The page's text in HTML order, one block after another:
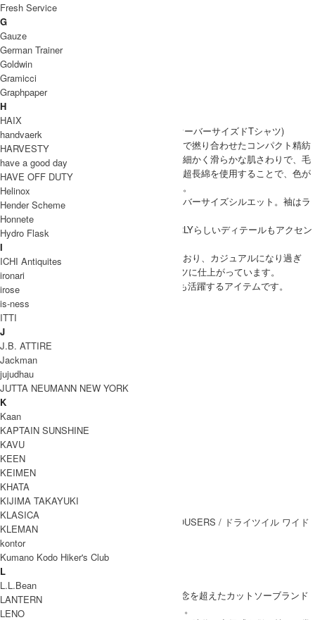
CURLY(カーリー)より、OVERSIZED TEE(オーバーサイズドTシャツ)
素材は繊維長の長いギザ綿を特殊な紡績技術で撚り合わせたコンパクト精紡
交撚糸を使用している天竺生地を使用。きめ細かく滑らかな肌さわりで、毛
羽が少なく光沢感のある生地感が特徴です。超長綿を使用することで、色が
入りやすく発色の良い素材となっております。
シルエットは身幅にゆとりを持たせた、オーバーサイズシルエット。袖はラ
グランスリーブを採用。
前後差のある裾、サイドにはスリットとCURLYらしいディテールもアクセン
トになっています。
程よい光沢感とラグランスリーブを採用しており、カジュアルになり過ぎ
ず、上品に着こなせるオーバーサイズTシャツに仕上がっています。
発色が良く、インナーとしても、1枚で着ても活躍するアイテムです。
CURLY(カーリー) OVERSIZED TEE
COODINATE
DETAIL
Coordinate Item
ブランド紹介
CURLY
2009年、「カットソー＝Tシャツ」という概念を超えたカットソーブランド
を目指し、スタートしたCURLY（カーリー）。
Fresh Service
G
Gauze
German Trainer
Goldwin
Gramicci
Graphpaper
H
HAIX
handvaerk
HARVESTY
have a good day
HAVE OFF DUTY
Helinox
Hender Scheme
Honnete
Hydro Flask
I
ICHI Antiquites
ironari
irose
is-ness
ITTI
J
J.B. ATTIRE
Jackman
jujudhau
JUTTA NEUMANN NEW YORK
K
Kaan
KAPTAIN SUNSHINE
KAVU
KEEN
KEIMEN
KHATA
KIJIMA TAKAYUKI
KLASICA
KLEMAN
kontor
Kumano Kodo Hiker's Club
L
L.L.Bean
LANTERN
LENO